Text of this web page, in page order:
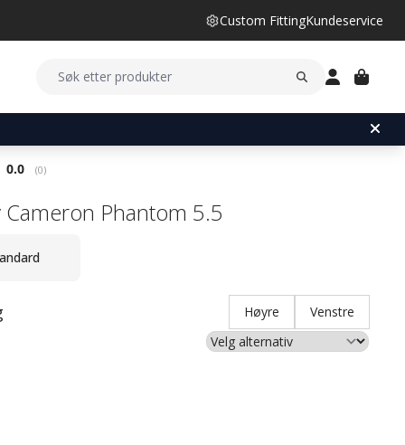
Custom FittingKundeservice
Gjennomsnittskarakter:
0.0 (stemmer:
0)
Cameron Phantom 5.5
Høyre Venstre